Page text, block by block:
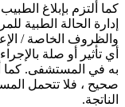
كما ألتزم بإبلاغ
إدارة الحالة الطبية
والظروف الخاصة /
أي تأثير أو صلة
به في المستشفى. كما
صحيح ، فلا تتحمل
الناتجة.